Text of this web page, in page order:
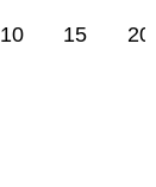
10 15 20